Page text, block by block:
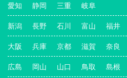
愛知 静岡 三重 岐阜
新潟 長野 石川 富山 福井
大阪 兵庫 京都 滋賀 奈良
広島 岡山 山口 鳥取 島根